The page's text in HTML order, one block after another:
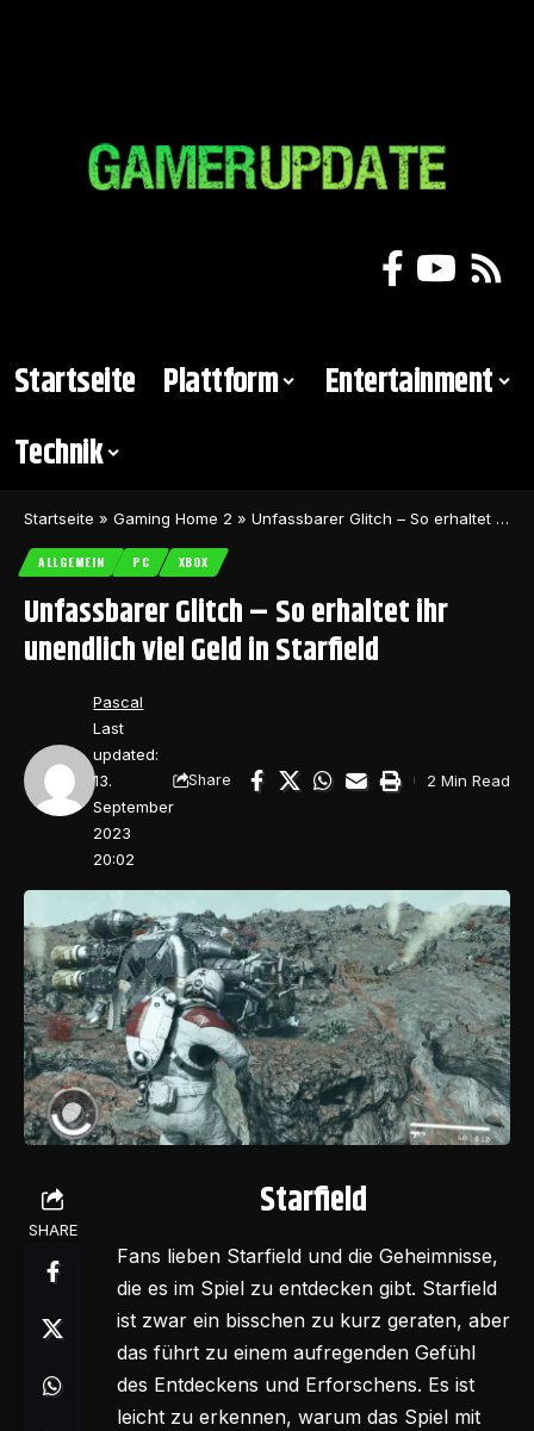
Startseite Plattform
Entertainment
Technik
Startseite » Gaming Home 2 » Unfassbarer Glitch – So erhaltet ihr unendlich viel Geld in Starfield
ALLGEMEIN PC XBOX
Unfassbarer Glitch – So erhaltet ihr
unendlich viel Geld in Starfield
Last
updated:
13.
September
2023
20:02
Pascal
Share 2 Min Read
SHARE
Starfield
Fans lieben Starfield und die Geheimnisse,
die es im Spiel zu entdecken gibt. Starfield
ist zwar ein bisschen zu kurz geraten, aber
das führt zu einem aufregenden Gefühl
des Entdeckens und Erforschens. Es ist
leicht zu erkennen, warum das Spiel mit